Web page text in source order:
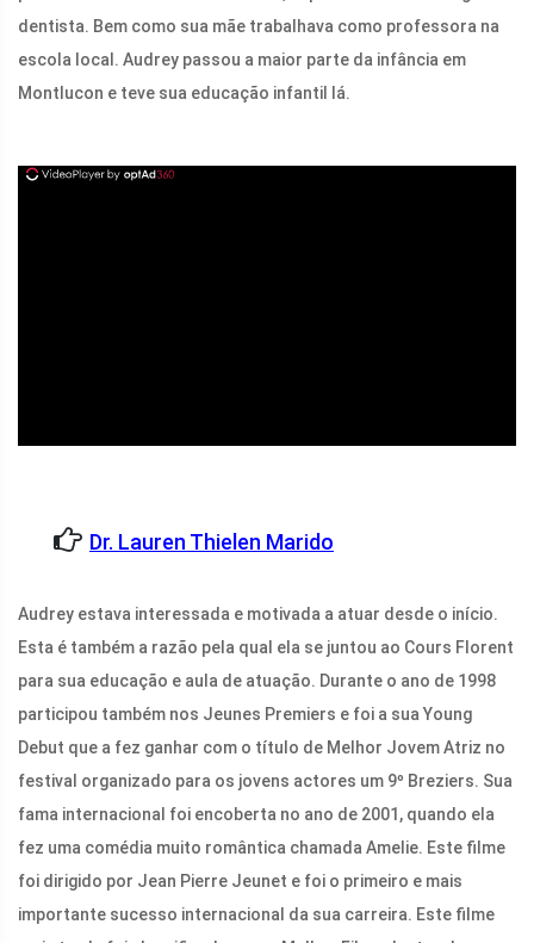
dentista. Bem como sua mãe trabalhava como professora na
escola local. Audrey passou a maior parte da infância em
Montlucon e teve sua educação infantil lá.
Dr. Lauren Thielen Marido
Audrey estava interessada e motivada a atuar desde o início.
Esta é também a razão pela qual ela se juntou ao Cours Florent
para sua educação e aula de atuação. Durante o ano de 1998
participou também nos Jeunes Premiers e foi a sua Young
Debut que a fez ganhar com o título de Melhor Jovem Atriz no
festival organizado para os jovens actores um 9º Breziers. Sua
fama internacional foi encoberta no ano de 2001, quando ela
fez uma comédia muito romântica chamada Amelie. Este filme
foi dirigido por Jean Pierre Jeunet e foi o primeiro e mais
importante sucesso internacional da sua carreira. Este filme